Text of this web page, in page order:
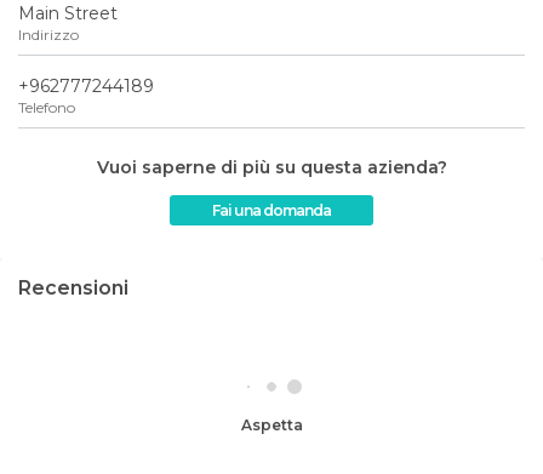
Main Street
Indirizzo
+962777244189
Telefono
Vuoi saperne di più su questa azienda?
Fai una domanda
Recensioni
Aspetta